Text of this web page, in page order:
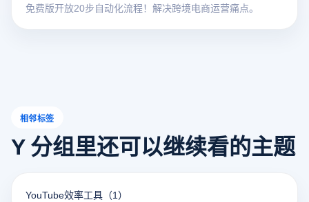
免费版开放20步自动化流程！解决跨境电商运营痛点。
相邻标签
Y 分组里还可以继续看的主题
YouTube效率工具 （1）